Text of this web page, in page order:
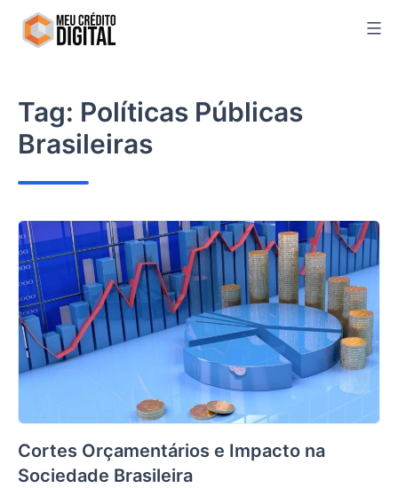
Skip
Tag: Políticas Públicas
Brasileiras
Cortes Orçamentários e Impacto na
Sociedade Brasileira